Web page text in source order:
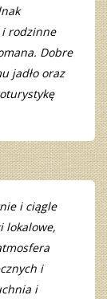
i rodzinne
Dobre
jadło oraz
i ciągle
lokalowe,
i
i